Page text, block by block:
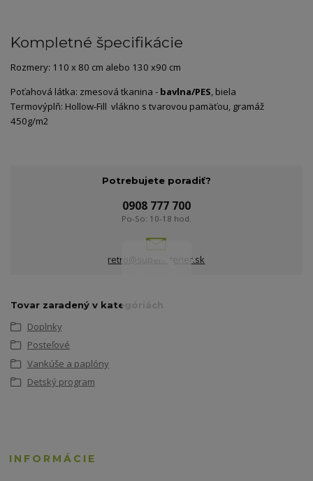
Kompletné špecifikácie
Rozmery: 110 x 80 cm alebo 130 x90 cm
Poťahová látka: zmesová tkanina - bavlna/PES, biela
Termovýplň: Hollow-Fill vlákno s tvarovou pamäťou, gramáž
450g/m2
Potrebujete poradiť?
0908 777 700
Po-So: 10-18 hod.
retro@superinterier.sk
Tovar zaradený v kategóriách
Doplnky
Posteľové
Vankúše a paplóny
Detský program
INFORMÁCIE